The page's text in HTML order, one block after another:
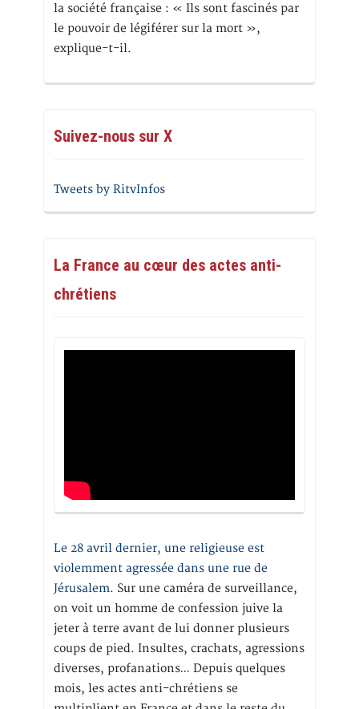
la société française : « Ils sont fascinés par
le pouvoir de légiférer sur la mort »,
explique-t-il.
Suivez-nous sur X
Tweets by RitvInfos
La France au cœur des actes anti-
chrétiens
Le 28 avril dernier, une religieuse est
violemment agressée dans une rue de
Jérusalem. Sur une caméra de surveillance,
on voit un homme de confession juive la
jeter à terre avant de lui donner plusieurs
coups de pied. Insultes, crachats, agressions
diverses, profanations… Depuis quelques
mois, les actes anti-chrétiens se